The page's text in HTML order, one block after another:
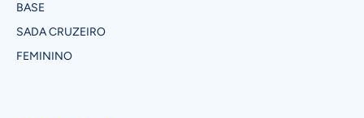
BASE
SADA CRUZEIRO
FEMININO